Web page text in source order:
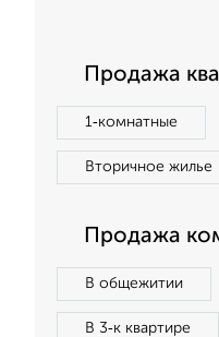
Продажа
1‑комнатные
Вторичное жилье
Продажа
В общежитии
В 3‑к квартире